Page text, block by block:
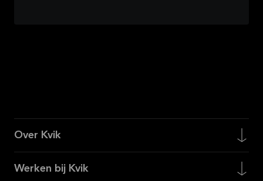
Over Kvik
Werken bij Kvik